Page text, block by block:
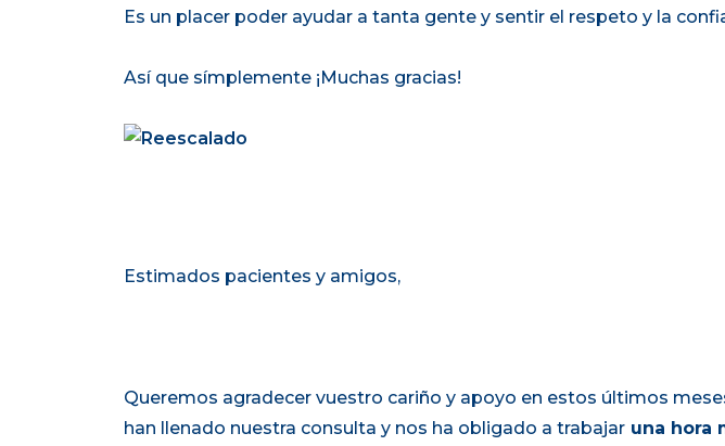
Es un placer poder ayudar a tanta gente y sentir el respeto y la
Así que símplemente ¡Muchas gracias!
Estimados pacientes y amigos,
Queremos agradecer vuestro cariño y apoyo en estos últimos
han llenado nuestra consulta y nos ha obligado a trabajar una hora